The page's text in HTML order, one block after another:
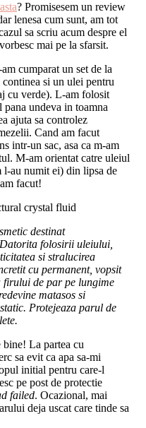
asta? Promisesem un review
lenesa cum sunt, am tot
sa scriu acum despre el
mai pe la sfarsit.
cumparat un set de la
si un ulei pentru
cu verde). L-am folosit
undeva in toamna
ajuta sa controlez
Cand am facut
intr-un sac, asa ca m-am
M-am orientat catre uleiul
au numit ei) din lipsa de
facut!
destinat
folosirii uleiului,
si stralucirea
cu permanent, vopsit
firului de par pe lungime
matasos si
Protejeaza parul de
La partea cu
sa evit ca apa sa-mi
initial pentru care-l
pe post de protectie
failed. Ocazional, mai
deja uscat care tinde sa